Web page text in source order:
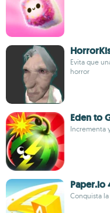
Evita que
horror
Eden to
Incrementa
Paper.io
Conquista